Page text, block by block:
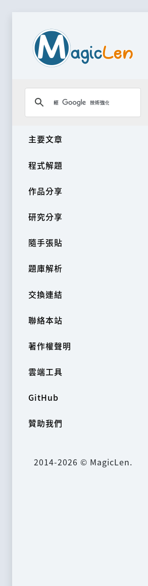
主要文章
程式解題
作品分享
研究分享
隨手張貼
題庫解析
交換連結
聯絡本站
著作權聲明
雲端工具
GitHub
贊助我們
2014-2026 © MagicLen.